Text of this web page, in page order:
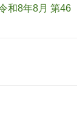
和8年8月 第46